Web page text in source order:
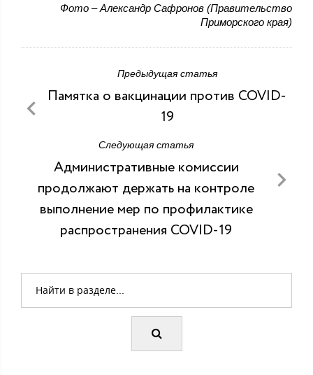
Фото – Александр Сафронов (Правительство
Приморского края)
Предыдущая статья
Памятка о вакцинации против COVID-
19
Следующая статья
Административные комиссии
продолжают держать на контроле
выполнение мер по профилактике
распространения COVID-19